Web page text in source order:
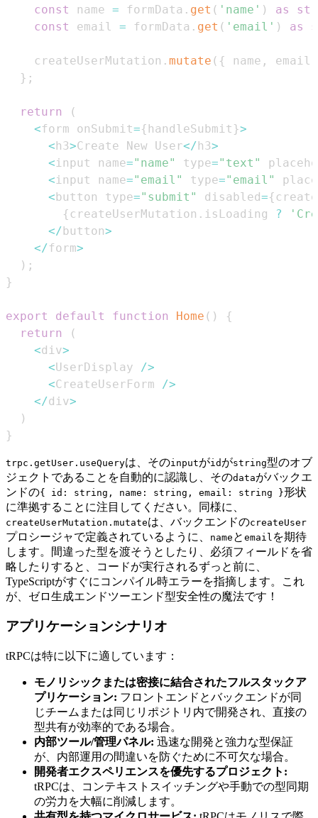
const
name = formData . get ( 'name' ) as
const
email = formData . get ( 'email' ) as
    createUserMutation
. mutate ( { name ,
email
} ;
return
(
<form onSubmit={handleSubmit }>
<h3>Create New User</h3>
<input name="name" type="text"
<input name="email" type="email"
<button type="submit" disabled={
{ createUserMutation . isLoading ?
</button>
</form>
) ;
}
export default function Home ( )
{
return
(
<div>
<UserDisplay />
<CreateUserForm />
</div>
)
}
trpc.getUser.useQueryは、そのinputがid がstring型のオブ
ジェクトであることを自動的に認識し、そのdataがバックエ
ンドの{ id: string, name: string, email: string }形状
に準拠することに注目してください。同様に、
createUserMutation.mutateは、バックエンドのcreateUser
プロシージャで定義されているように、 name と email を期待
します。間違った型を渡そうとしたり、必須フィールドを省
略したりすると、コードが実行されるずっと前に、
TypeScriptがすぐにコンパイル時エラーを指摘します。これ
が、ゼロ生成エンドツーエンド型安全性の魔法です！
アプリケーションシナリオ
tRPCは特に以下に適しています：
モノリシックまたは密接に結合されたフルスタックア
プリケーション: フロントエンドとバックエンドが同
じチームまたは同じリポジトリ内で開発され、直接の
型共有が効率的である場合。
内部ツール/管理パネル: 迅速な開発と強力な型保証
が、内部運用の間違いを防ぐために不可欠な場合。
開発者エクスペリエンスを優先するプロジェクト:
tRPCは、コンテキストスイッチングや手動での型同期
の労力を大幅に削減します。